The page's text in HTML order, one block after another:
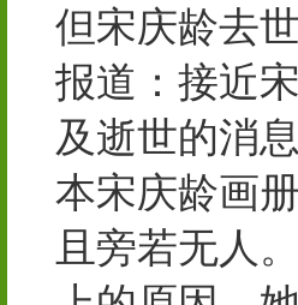
但宋庆龄去
报道：接近
及逝世的消
本宋庆龄画
且旁若无人